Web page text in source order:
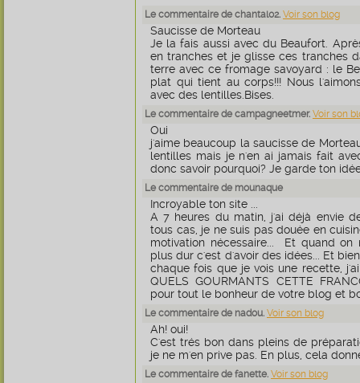
Le commentaire de chantal02. Voir son blog
Saucisse de Morteau
Je la fais aussi avec du Beaufort.
en tranches et je glisse ces tranches
terre avec ce fromage savoyard : le
plat qui tient au corps!!! Nous
avec des lentilles.Bises.
Le commentaire de campagneetmer. Voir son
Oui
j'aime beaucoup la saucisse de
lentilles mais je n'en ai jamais fait
donc savoir pourquoi? Je garde ton
Le commentaire de mounaque
Incroyable ton site ...
A 7 heures du matin, j'ai déjà envie
tous cas, je ne suis pas douée en
motivation nécessaire... Et quand on
plus dur c'est d'avoir des idées... Et
chaque fois que je vois une recette,
QUELS GOURMANTS CETTE
pour tout le bonheur de votre blog et
Le commentaire de nadou. Voir son blog
Ah! oui!
C'est trés bon dans pleins de
je ne m'en prive pas. En plus, cela
Le commentaire de fanette. Voir son blog